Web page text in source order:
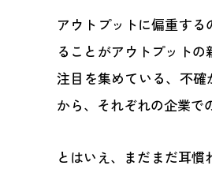
アウトプットに偏重す
ることがアウトプット
注目を集めている、不確
から、それぞれの企業で
とはいえ、まだまだ耳